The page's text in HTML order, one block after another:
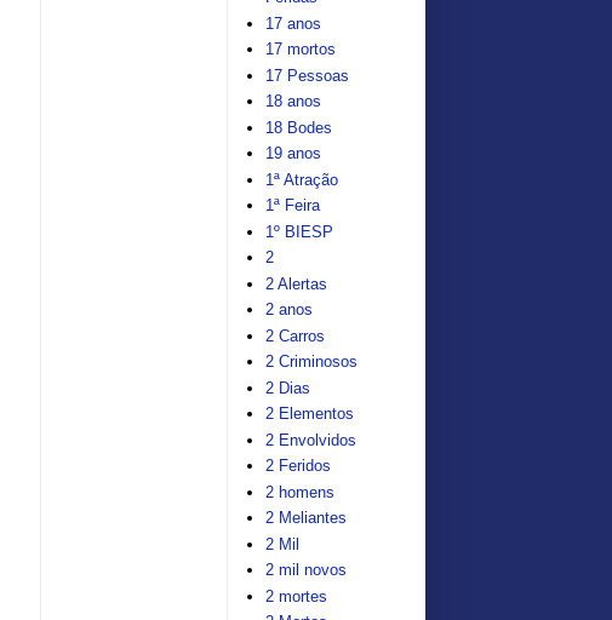
17 anos
17 mortos
17 Pessoas
18 anos
18 Bodes
19 anos
1ª Atração
1ª Feira
1º BIESP
2
2 Alertas
2 anos
2 Carros
2 Criminosos
2 Dias
2 Elementos
2 Envolvidos
2 Feridos
2 homens
2 Meliantes
2 Mil
2 mil novos
2 mortes